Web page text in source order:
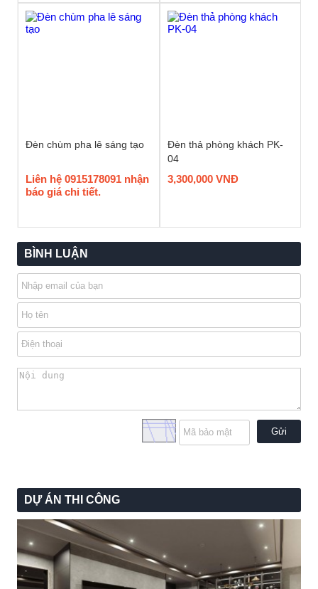
Đèn chùm pha lê sáng tạo
Liên hệ 0915178091 nhận
báo giá chi tiết.
Đèn thả phòng khách PK-
04
3,300,000 VNĐ
BÌNH LUẬN
Gửi
DỰ ÁN THI CÔNG